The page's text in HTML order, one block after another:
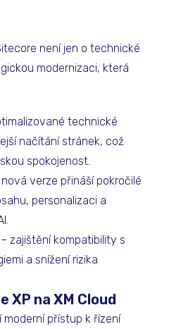
není jen o technické
modernizaci, která
technické
načítání stránek, což
spokojenost.
verze přináší pokročilé
personalizaci a
– zajištění kompatibility s
a snížení rizika
XP na XM Cloud
moderní přístup k řízení